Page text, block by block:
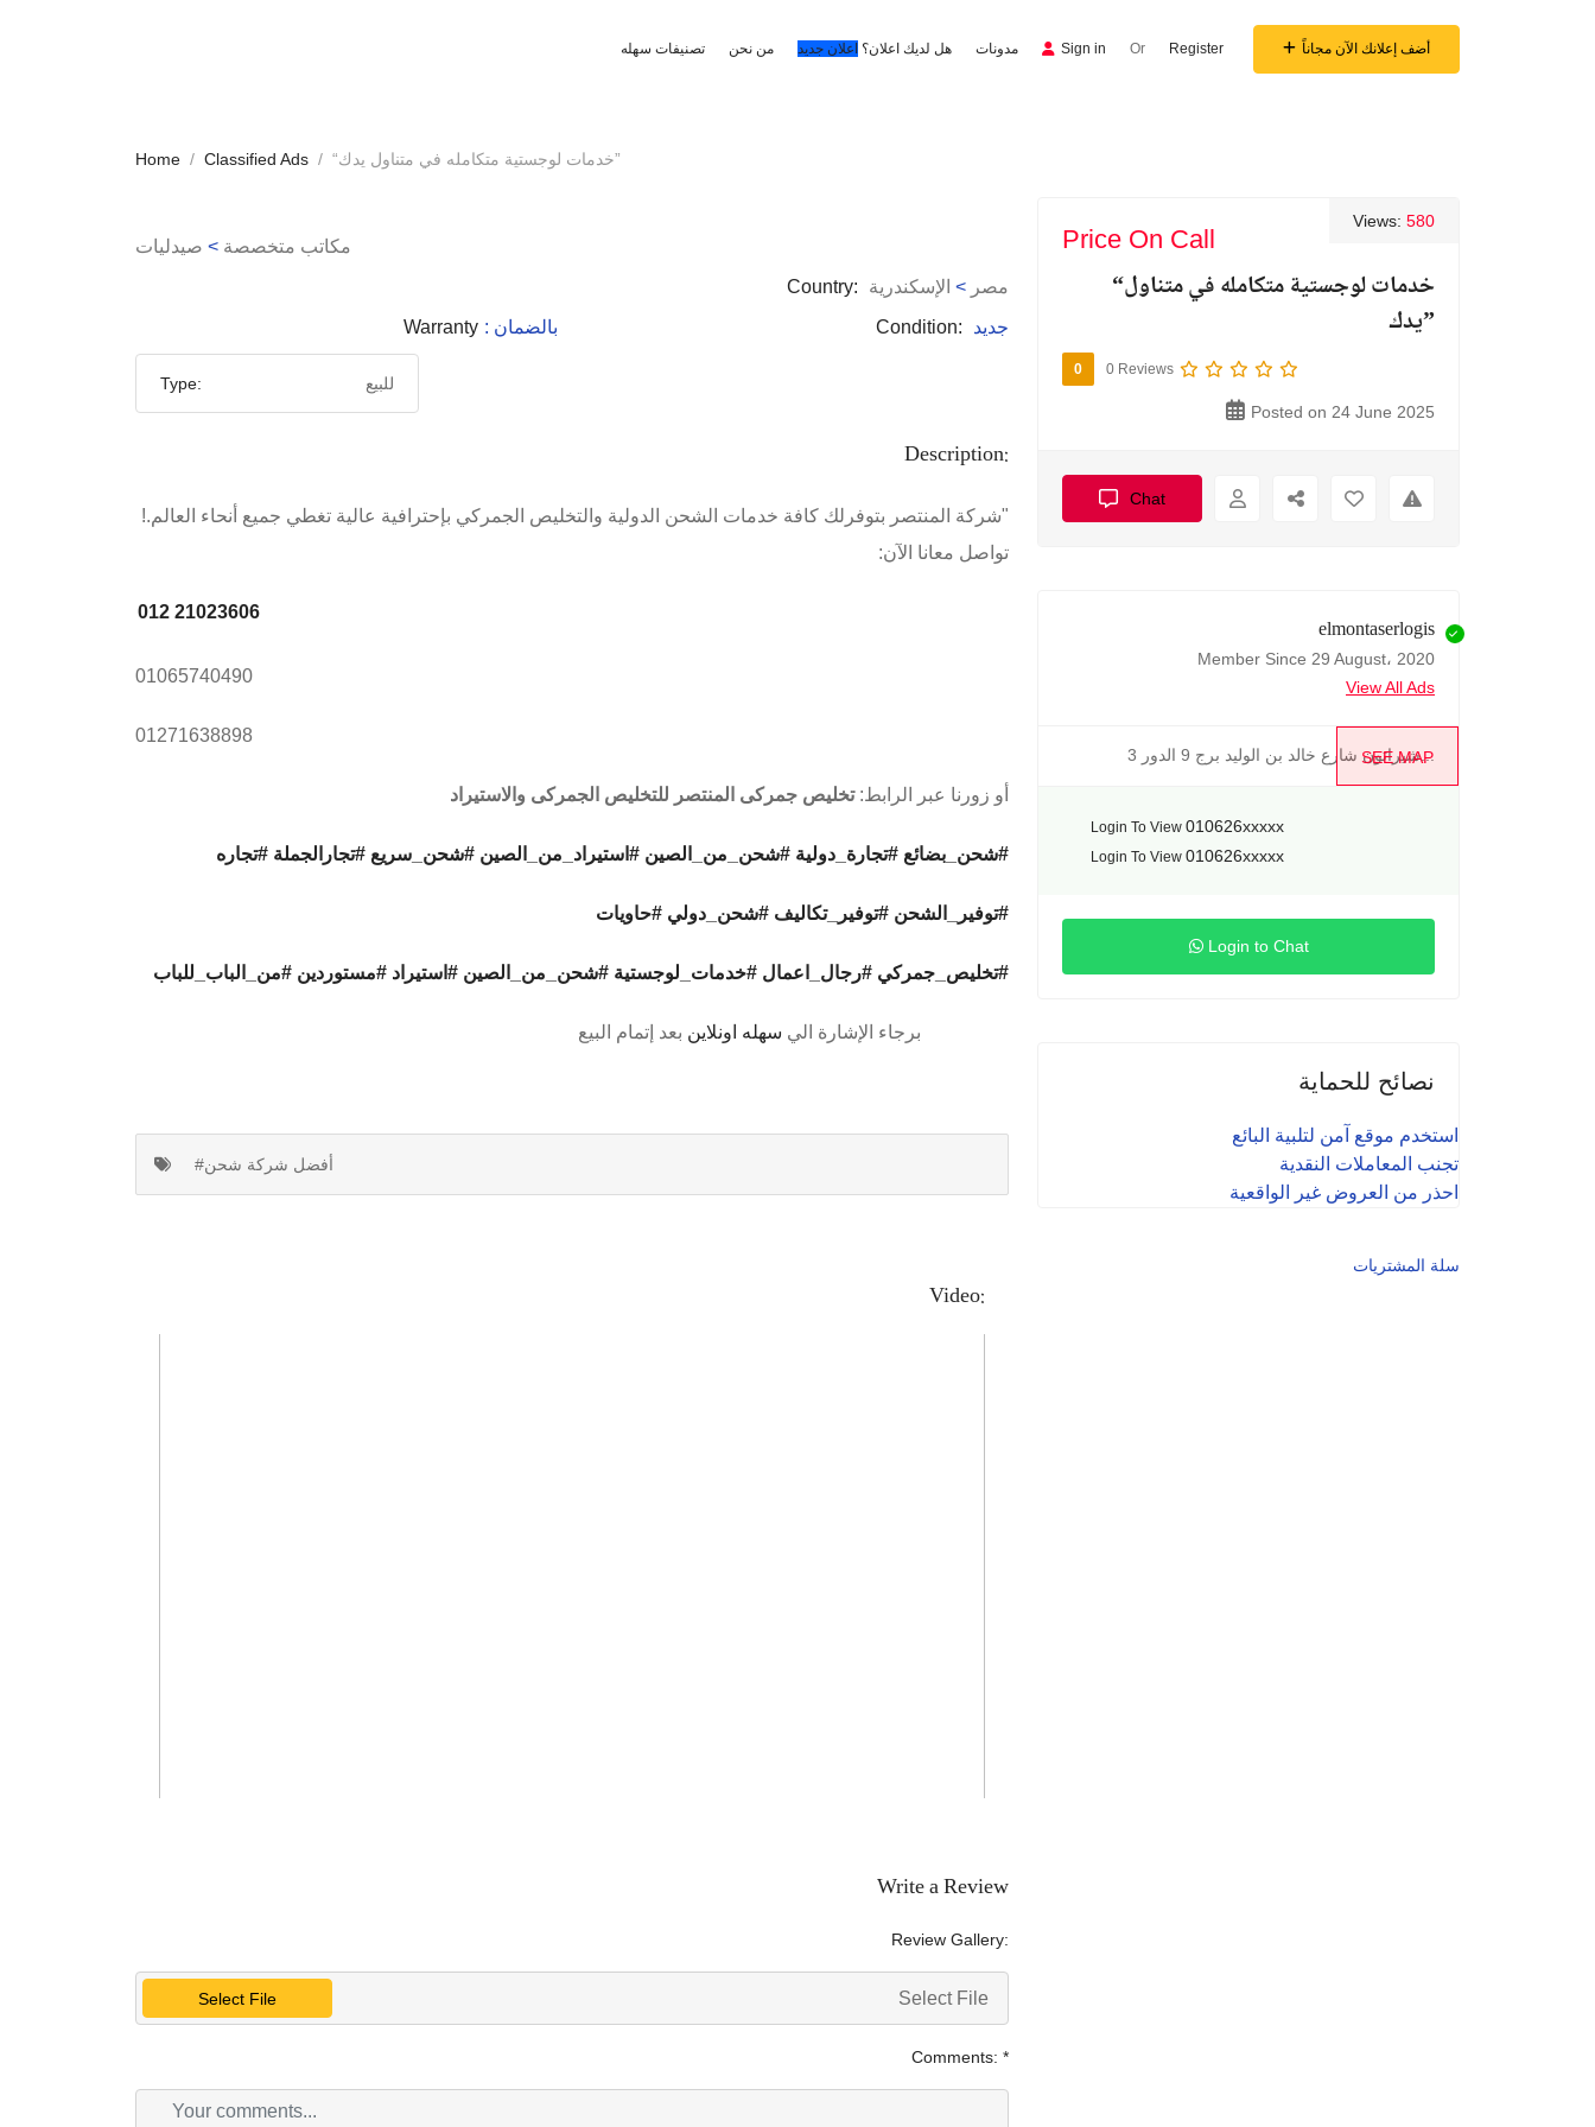
تصنيفات سهله من نحن هل لديك اعلان؟ اعلان جديد مدونات Sign in Or Register أضف إعلانك الآن مجاناً
Home Classified Ads “خدمات لوجستية متكامله في متناول يدك”
مكاتب متخصصة > صيدليات
Country:
مصر > الإسكندرية
Warranty
: بالضمان Condition: جديد
Type: للبيع
Description:
"شركة المنتصر بتوفرلك كافة خدمات الشحن الدولية والتخليص الجمركي بإحترافية عالية تغطي جميع أنحاء العالم.!
تواصل معانا الآن:
012 21023606
01065740490
01271638898
أو زورنا عبر الرابط:تخليص جمركى المنتصر للتخليص الجمركى والاستيراد
#شحن_بضائع #تجارة_دولية #شحن_من_الصين #استيراد_من_الصين #شحن_سريع #تجارالجملة #تجاره
#توفير_الشحن #توفير_تكاليف #شحن_دولي #حاويات
#تخليص_جمركي #رجال_اعمال #خدمات_لوجستية #شحن_من_الصين #استيراد #مستوردين #من_الباب_للباب
برجاء الإشارة الي سهله اونلاين بعد إتمام البيع
#أفضل شركة شحن
Video:
Write a Review
Review Gallery:
Select File Select File
Comments: *
Views: 580
Price On Call
“خدمات لوجستية متكامله في متناول
يدك”
0 0 Reviews
Posted on 24 June 2025
Chat
elmontaserlogis
Member Since 29 August، 2020
View All Ads
SEE MAP
شيراتون شارع خالد بن الوليد برج 9 الدور 3...
Login To View 010626xxxxx
Login To View 010626xxxxx
Login to Chat
نصائح للحماية
استخدم موقع آمن لتلبية البائع
تجنب المعاملات النقدية
احذر من العروض غير الواقعية
سلة المشتريات